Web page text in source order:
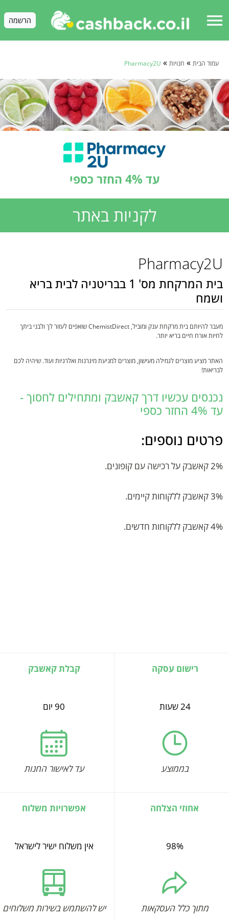
menu הרשמה
עמוד הבית » חנויות »
Pharmacy2U
עד 4% החזר כספי
לקניות באתר
Pharmacy2U
בית המרקחת מס' 1 בבריטניה לבית בריא
ושמח
מעבר להיותם בית מרקחת ענק ומוביל, ChemistDirect שואפים לעזור לך ולבני ביתך
לחיות אורח חיים בריא יותר.
האתר מציע מוצרים לגמילה מעישון, מוצרים למניעת מיגרנות ואלרגיות ועוד. שיהיה לכם
לבריאות!
נכנסים עכשיו דרך קאשבק ומתחילים לחסוך -
עד 4% החזר כספי
פרטים נוספים:
2% קאשבק על רכישה עם קופונים.
3% קאשבק ללקוחות קיימים.
4% קאשבק ללקוחות חדשים.
רישום עסקה
24 שעות
בממוצע
קבלת קאשבק
90 יום
עד לאישור החנות
אחוזי הצלחה
98%
מתוך כלל העסקאות
אפשרויות משלוח
אין משלוח ישיר לישראל
יש להשתמש בשירות משלוחים